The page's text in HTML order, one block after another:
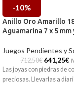
-10%
Anillo Oro Amarillo
Aguamarina 7 x 5 mm
Juegos Pendientes y
712,50€ 641,25€
Las joyas con piedras de
preciosas. Llevarlas a